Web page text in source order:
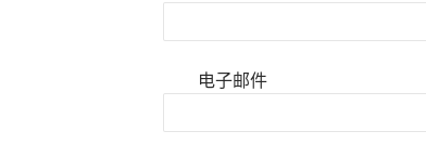
电子邮件